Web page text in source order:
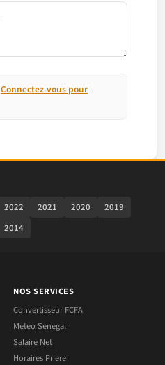
Connectez-vous pour
2022 2021 2020
2019
2014
NOS SERVICES
Convertisseur FCFA
Meteo Senegal
Salaire Net
Horaires Priere